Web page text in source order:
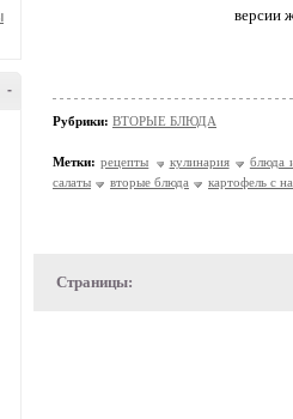
-
версии
Рубрики: ВТОРЫЕ БЛЮДА
Метки: рецепты кулинария блюда
салаты
вторые блюда картофель с
Страницы: